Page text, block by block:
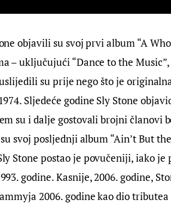
objavili su svoj prvi album “A
– uključujući “Dance to the Music”,
uslijedili su prije nego što je
Sljedeće godine Sly Stone
su i dalje gostovali brojni članovi
svoj posljednji album “Ain’t But
Stone postao je povučeniji, iako
godine. Kasnije, 2006. godine,
2006. godine kao dio